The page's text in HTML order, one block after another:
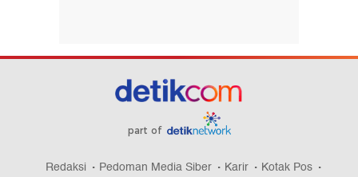
part of
Redaksi Pedoman Media Siber Karir
Kotak Pos